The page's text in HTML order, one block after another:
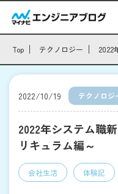
Top テクノロジー 2022
2022/10/19 テクノロジ
2022年システム職
リキュラム編～
会社生活 体験記